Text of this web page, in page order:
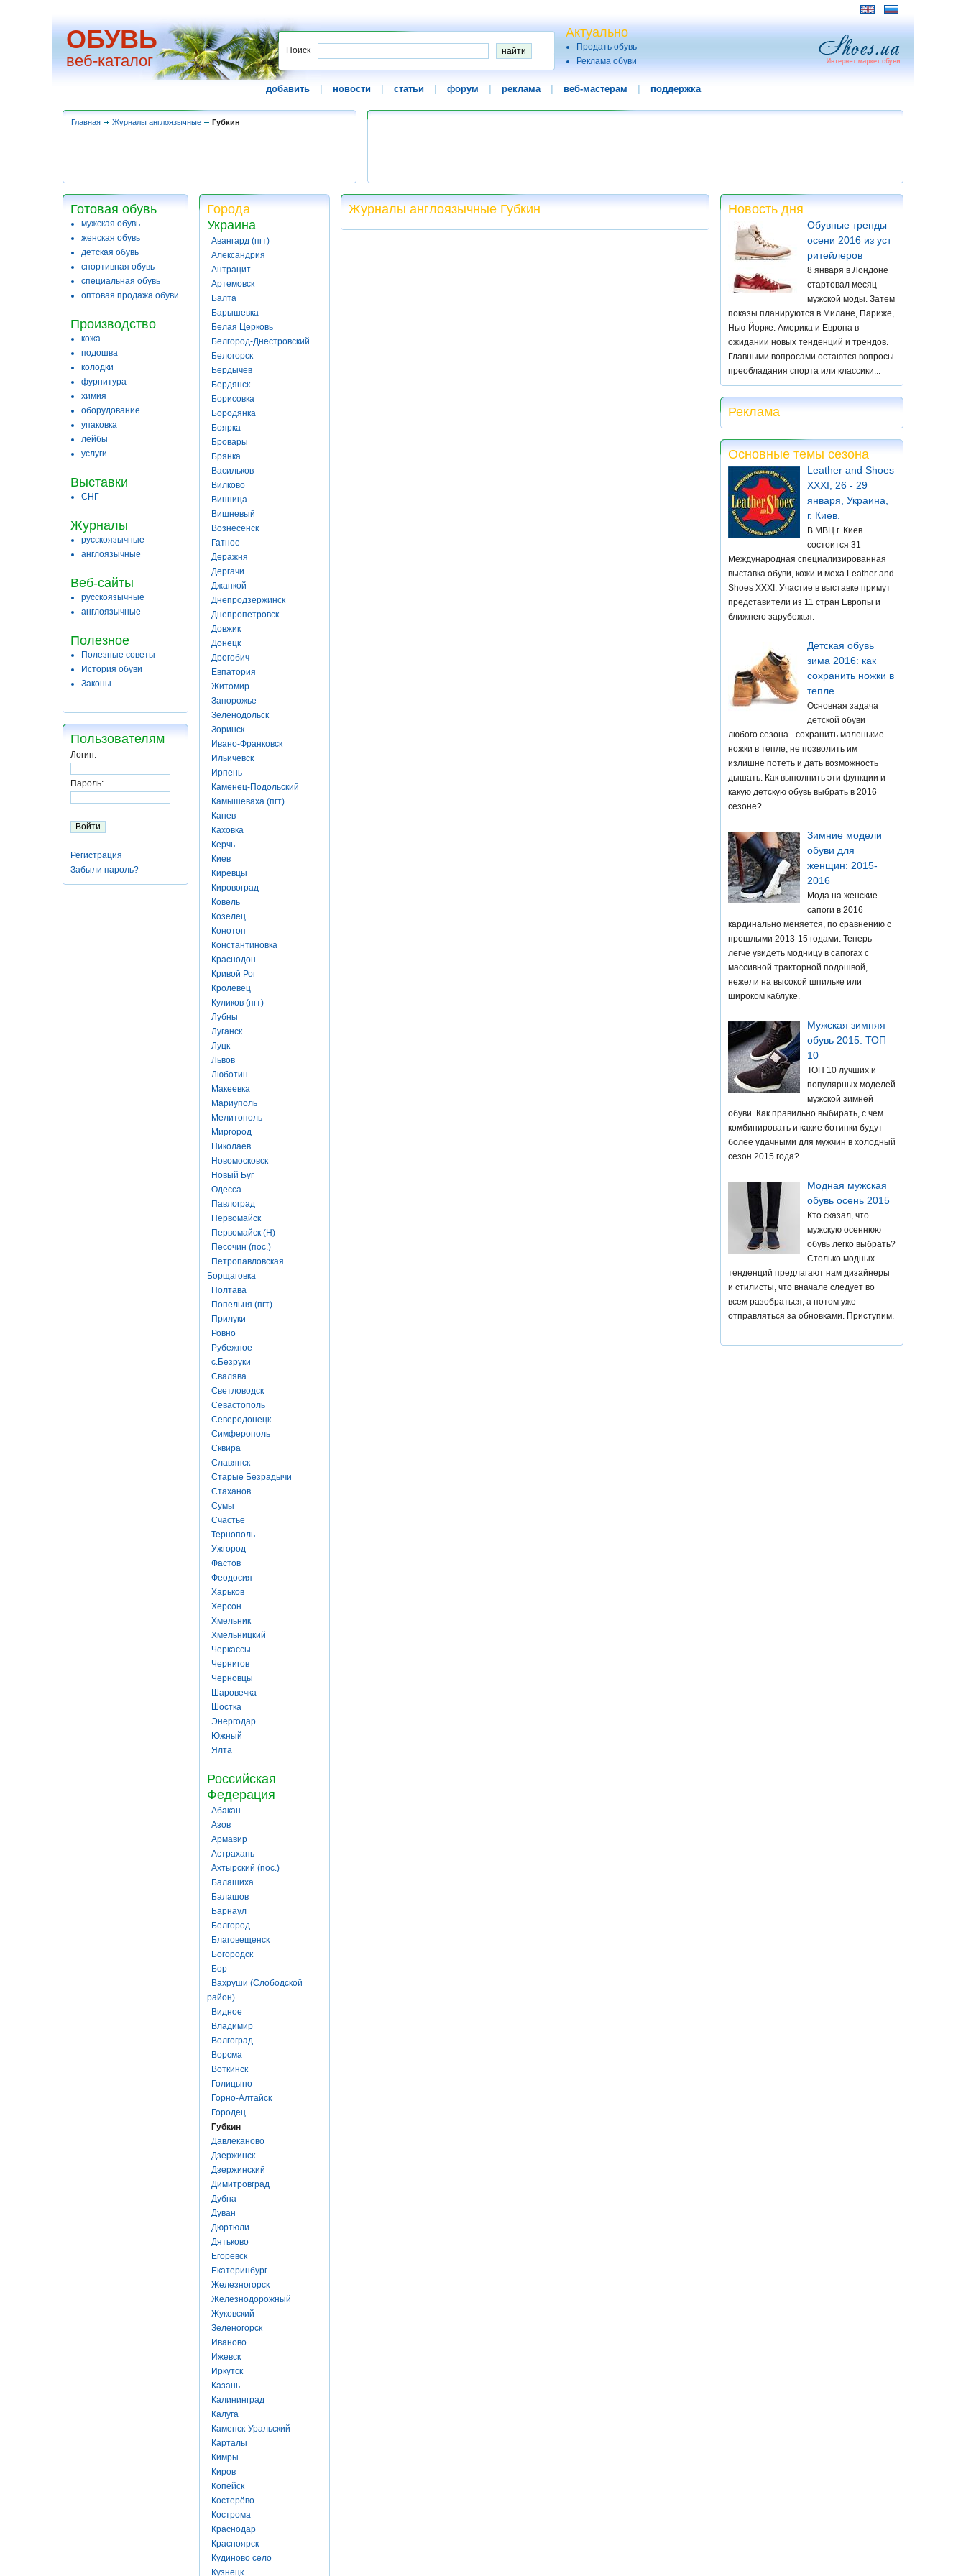
ОБУВЬ
веб-каталог
Поиск
Актуально
Продать обувь
Реклама обуви
добавить новости статьи форум реклама веб-мастерам поддержка
Главная Журналы англоязычные Губкин
Готовая обувь
мужская обувь
женская обувь
детская обувь
спортивная обувь
специальная обувь
оптовая продажа обуви
Производство
кожа
подошва
колодки
фурнитура
химия
оборудование
упаковка
лейбы
услуги
Выставки
СНГ
Журналы
русскоязычные
англоязычные
Веб-сайты
русскоязычные
англоязычные
Полезное
Полезные советы
История обуви
Законы
Пользователям
Логин:
Пароль:
Регистрация
Забыли пароль?
Города
Украина
Авангард (пгт)
Александрия
Антрацит
Артемовск
Балта
Барышевка
Белая Церковь
Белгород-Днестровский
Белогорск
Бердычев
Бердянск
Борисовка
Бородянка
Боярка
Бровары
Брянка
Васильков
Вилково
Винница
Вишневый
Вознесенск
Гатное
Деражня
Дергачи
Джанкой
Днепродзержинск
Днепропетровск
Довжик
Донецк
Дрогобич
Евпатория
Житомир
Запорожье
Зеленодольск
Зоринск
Ивано-Франковск
Ильичевск
Ирпень
Каменец-Подольский
Камышеваха (пгт)
Канев
Каховка
Керчь
Киев
Киревцы
Кировоград
Ковель
Козелец
Конотоп
Константиновка
Краснодон
Кривой Рог
Кролевец
Куликов (пгт)
Лубны
Луганск
Луцк
Львов
Люботин
Макеевка
Мариуполь
Мелитополь
Миргород
Николаев
Новомосковск
Новый Буг
Одесса
Павлоград
Первомайск
Первомайск (Н)
Песочин (пос.)
Петропавловская
Борщаговка
Полтава
Попельня (пгт)
Прилуки
Ровно
Рубежное
с.Безруки
Свалява
Светловодск
Севастополь
Северодонецк
Симферополь
Сквира
Славянск
Старые Безрадычи
Стаханов
Сумы
Счастье
Тернополь
Ужгород
Фастов
Феодосия
Харьков
Херсон
Хмельник
Хмельницкий
Черкассы
Чернигов
Черновцы
Шаровечка
Шостка
Энергодар
Южный
Ялта
Российская
Федерация
Абакан
Азов
Армавир
Астрахань
Ахтырский (пос.)
Балашиха
Балашов
Барнаул
Белгород
Благовещенск
Богородск
Бор
Вахруши (Слободской
район)
Видное
Владимир
Волгоград
Ворсма
Воткинск
Голицыно
Горно-Алтайск
Городец
Губкин
Давлеканово
Дзержинск
Дзержинский
Димитровград
Дубна
Дуван
Дюртюли
Дятьково
Егоревск
Екатеринбург
Железногорск
Железнодорожный
Жуковский
Зеленогорск
Иваново
Ижевск
Иркутск
Казань
Калининград
Калуга
Каменск-Уральский
Карталы
Кимры
Киров
Копейск
Костерёво
Кострома
Краснодар
Красноярск
Кудиново село
Кузнецк
Журналы англоязычные Губкин Новость дня
Обувные тренды
осени 2016 из уст
ритейлеров
8 января в Лондоне
стартовал месяц
мужской моды. Затем
показы планируются в Милане, Париже,
Нью-Йорке. Америка и Европа в
ожидании новых тенденций и трендов.
Главными вопросами остаются вопросы
преобладания спорта или классики...
Реклама
Основные темы сезона
Leather and Shoes
XXXI, 26 - 29
января, Украина,
г. Киев.
В МВЦ г. Киев
состоится 31
Международная специализированная
выставка обуви, кожи и меха Leather and
Shoes XXXI. Участие в выставке примут
представители из 11 стран Европы и
ближнего зарубежья.
Детская обувь
зима 2016: как
сохранить ножки в
тепле
Основная задача
детской обуви
любого сезона - сохранить маленькие
ножки в тепле, не позволить им
излишне потеть и дать возможность
дышать. Как выполнить эти функции и
какую детскую обувь выбрать в 2016
сезоне?
Зимние модели
обуви для
женщин: 2015-
2016
Мода на женские
сапоги в 2016
кардинально меняется, по сравнению с
прошлыми 2013-15 годами. Теперь
легче увидеть модницу в сапогах с
массивной тракторной подошвой,
нежели на высокой шпильке или
широком каблуке.
Мужская зимняя
обувь 2015: ТОП
10
ТОП 10 лучших и
популярных моделей
мужской зимней
обуви. Как правильно выбирать, с чем
комбинировать и какие ботинки будут
более удачными для мужчин в холодный
сезон 2015 года?
Модная мужская
обувь осень 2015
Кто сказал, что
мужскую осеннюю
обувь легко выбрать?
Столько модных
тенденций предлагают нам дизайнеры
и стилисты, что вначале следует во
всем разобраться, а потом уже
отправляться за обновками. Приступим.